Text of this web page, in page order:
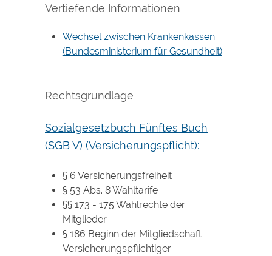
Vertiefende Informationen
Wechsel zwischen Krankenkassen
(Bundesministerium für Gesundheit)
Rechtsgrundlage
Sozialgesetzbuch Fünftes Buch
(SGB V) (Versicherungspflicht):
§ 6 Versicherungsfreiheit
§ 53 Abs. 8 Wahltarife
§§ 173 - 175 Wahlrechte der
Mitglieder
§ 186 Beginn der Mitgliedschaft
Versicherungspflichtiger